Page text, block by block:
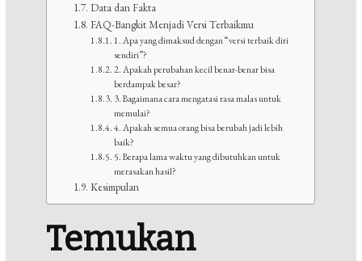
Data dan Fakta
FAQ-Bangkit Menjadi Versi Terbaikmu
1. Apa yang dimaksud dengan “versi terbaik diri
sendiri”?
2. Apakah perubahan kecil benar-benar bisa
berdampak besar?
3. Bagaimana cara mengatasi rasa malas untuk
memulai?
4. Apakah semua orang bisa berubah jadi lebih
baik?
5. Berapa lama waktu yang dibutuhkan untuk
merasakan hasil?
Kesimpulan
Temukan